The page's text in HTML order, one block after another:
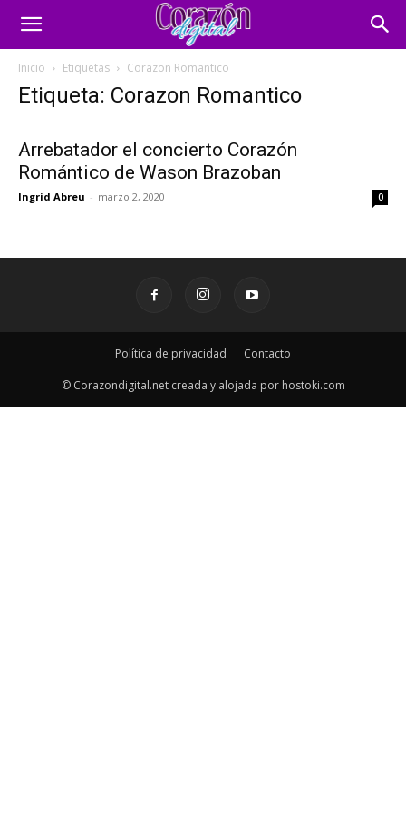
Inicio Etiquetas Corazon Romantico
Etiqueta: Corazon Romantico
Arrebatador el concierto Corazón
Romántico de Wason Brazoban
Ingrid Abreu - marzo 2, 2020 0
Política de privacidad Contacto
© Corazondigital.net creada y alojada por hostoki.com